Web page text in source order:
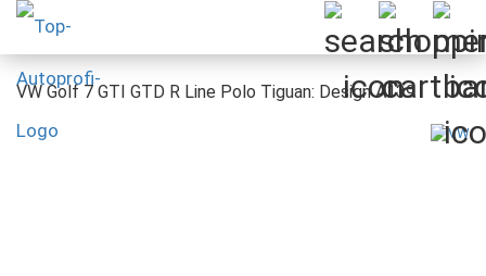
VW Golf 7 GTI GTD R Line Polo Tiguan: Design A139